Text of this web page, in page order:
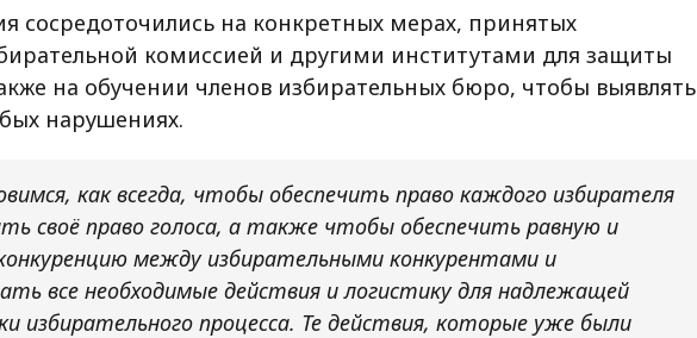
сосредоточились на конкретных мерах, принятых
комиссией и другими институтами для защиты
на обучении членов избирательных бюро, чтобы выявлять
нарушениях.
как всегда, чтобы обеспечить право каждого избирателя
своё право голоса, а также чтобы обеспечить равную и
между избирательными конкурентами и
все необходимые действия и логистику для надлежащей
избирательного процесса. Те действия, которые уже были